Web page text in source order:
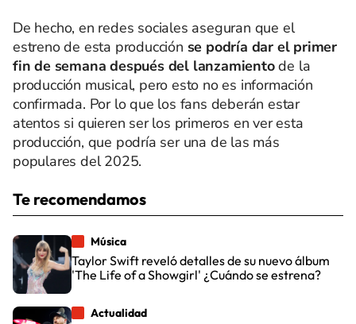
De hecho, en redes sociales aseguran que el
estreno de esta producción se podría dar el primer
fin de semana después del lanzamientode la
producción musical, pero esto no es información
confirmada. Por lo que los fans deberán estar
atentos si quieren ser los primeros en ver esta
producción, que podría ser una de las más
populares del 2025.
Te recomendamos
Música
Taylor Swift reveló detalles de su nuevo álbum
'The Life of a Showgirl' ¿Cuándo se estrena?
Actualidad